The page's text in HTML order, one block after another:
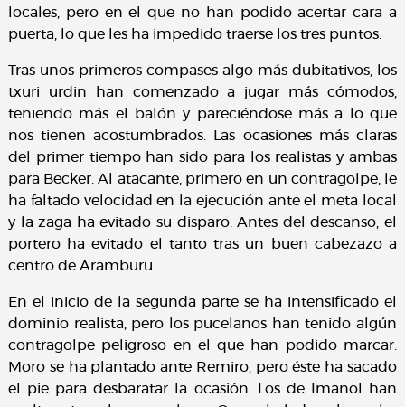
locales, pero en el que no han podido acertar cara a
puerta, lo que les ha impedido traerse los tres puntos.
Tras unos primeros compases algo más dubitativos, los
txuri urdin han comenzado a jugar más cómodos,
teniendo más el balón y pareciéndose más a lo que
nos tienen acostumbrados. Las ocasiones más claras
del primer tiempo han sido para los realistas y ambas
para Becker. Al atacante, primero en un contragolpe, le
ha faltado velocidad en la ejecución ante el meta local
y la zaga ha evitado su disparo. Antes del descanso, el
portero ha evitado el tanto tras un buen cabezazo a
centro de Aramburu.
En el inicio de la segunda parte se ha intensificado el
dominio realista, pero los pucelanos han tenido algún
contragolpe peligroso en el que han podido marcar.
Moro se ha plantado ante Remiro, pero éste ha sacado
el pie para desbaratar la ocasión. Los de Imanol han